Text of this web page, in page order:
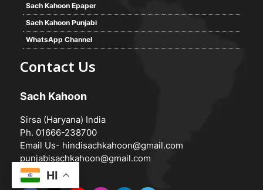
Sach Kahoon Epaper
Sach Kahoon Punjabi
WhatsApp Channel
Contact Us
Sach Kahoon
Sirsa (Haryana) India
Ph. 01666-238700
Email Us- hindisachkahoon@gmail.com
punjabisachkahoon@gmail.com
HI